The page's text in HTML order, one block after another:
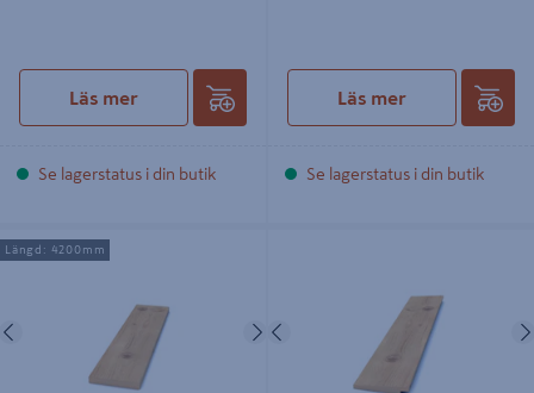
Läs mer
Se lagerstatus i din butik
Läs mer
Se lagerstatus i din butik
YTTERPANEL 22X145X4200 G4-2
Nästa
Längd: 4200mm